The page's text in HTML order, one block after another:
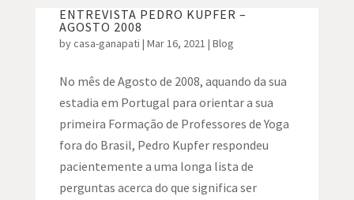
ENTREVISTA PEDRO KUPFER –
AGOSTO 2008
bycasa-ganapati | Mar 16, 2021 | Blog
No mês de Agosto de 2008, aquando da sua
estadia em Portugal para orientar a sua
primeira Formação de Professores de Yoga
fora do Brasil, Pedro Kupfer respondeu
pacientemente a uma longa lista de
perguntas acerca do que significa ser